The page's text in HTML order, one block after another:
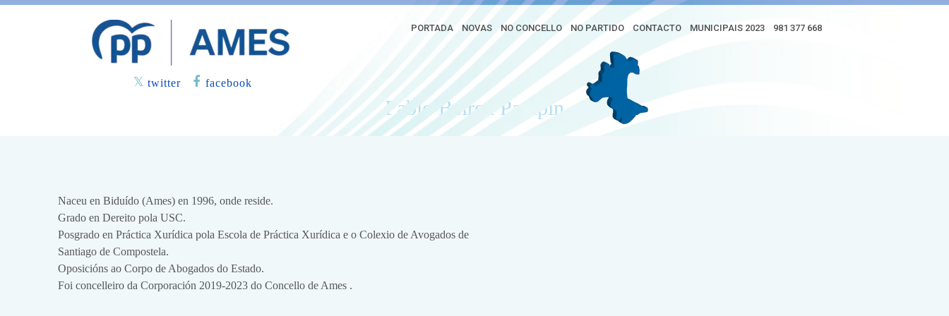
twitter facebook
PORTADA NOVAS NO CONCELLO NO PARTIDO CONTACTO MUNICIPAIS 2023 981 377 668
Pablo Beiroa Pampín
Naceu en Biduído (Ames) en 1996, onde reside.
Grado en Dereito pola USC.
Posgrado en Práctica Xurídica pola Escola de Práctica Xurídica e o Colexio de Avogados de
Santiago de Compostela.
Oposicións ao Corpo de Abogados do Estado.
Foi concelleiro da Corporación 2019-2023 do Concello de Ames .